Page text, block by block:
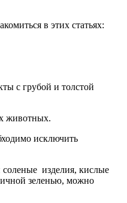
в этих статьях:
с грубой и толстой
животных.
исключить
изделия, кислые
зеленью, можно